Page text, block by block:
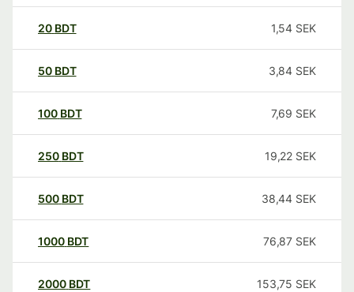
20 BDT 1,54 SEK
50 BDT 3,84 SEK
100 BDT 7,69 SEK
250 BDT 19,22 SEK
500 BDT 38,44 SEK
1000 BDT 76,87 SEK
2000 BDT 153,75 SEK